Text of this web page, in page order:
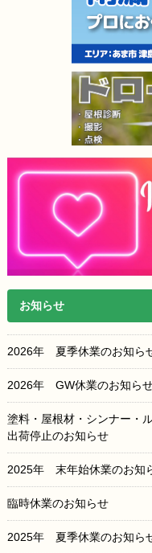
お知らせ
2026年 夏季休業のお知ら
2026年 GW休業のお知ら
塗料・屋根材・シンナー・
出荷停止のお知らせ
2025年 末年始休業のお知
臨時休業のお知らせ
2025年 夏季休業のお知ら